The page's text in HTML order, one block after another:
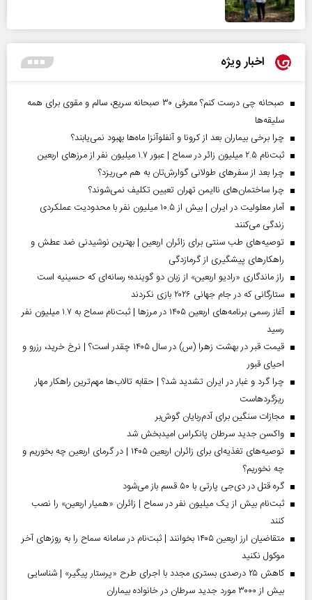
اخبار ویژه
صبحانه چی درست کنم؟ معرفی ۳۰ صبحانه سریع، سالم و مقوی برای همه
سلیقه‌ها
چرا برخی بیماران بعد از کرونا و آنفلوآنزا ماه‌ها بهبود نمی‌یابند؟
ثبت‌نام ۲.۵ میلیون زائر در سماح | عبور ۱.۷ میلیون نفر از مرز‌های اربعین
چرا بعد از سفرهای طولانی گوارش‌تان به هم می‌ریزد؟
چرا ساختمان‌های ناایمن تهران تعیین تکلیف نمی‌شوند؟
آمار معلولیت در ایران | بیش از ۱۰.۵ میلیون نفر با محدودیت عملکردی
زندگی می‌کنند
توصیه‌های طب سنتی برای زائران اربعین | بهترین نوشیدنی ضد عطش و
راهکارهای پیشگیری از گرمازدگی
راز ماندگاری «رادیو اربعین» از زبان دو گوینده؛ رسانه‌ای که حسینیه است
ستارگانی که در جام جهانی ۲۰۲۶ بازی نکردند
آغاز رسمی برنامه‌های اربعین ۱۴۰۵ در مرز‌ها | ثبت‌نام سماح به ۱.۷ میلیون نفر
رسید
قیمت قبر در بهشت زهرا (س) در سال ۱۴۰۵ چقدر است؟ | نرخ خرید، رزرو و
احیای قبور
چرا گرد و غبار در ایران تشدید شد؟ | حقابه تالاب‌ها مهم‌ترین راهکار مهار
ریزگردهاست
مجازات سنگین برای آدم‌ربایان گوش‌بر
واکسن جدید سرطان پانکراس امیدبخش شد
توصیه‌های تغذیه‌ای برای زائران اربعین ۱۴۰۵ | در گرمای اربعین چه بخوریم و
چه نخوریم؟
گره قتل در دی‌جی پارتی با ۵۰ قسم باز می‌شود
ثبت‌نام بیش از یک میلیون نفر در سماح | زائران «همیار اربعین» را نصب
کنند
متقاضیان ارز اربعین ۱۴۰۵ بخوانند | ثبت‌نام در سامانه سماح را به روز‌های آخر
موکول نکنید
کاهش ۲۵ درصدی بستری مجدد با اجرای طرح «پرستار پیگیر» | شناسایی
بیش از ۳۰۰۰ مورد جدید سرطان در خانواده بیماران